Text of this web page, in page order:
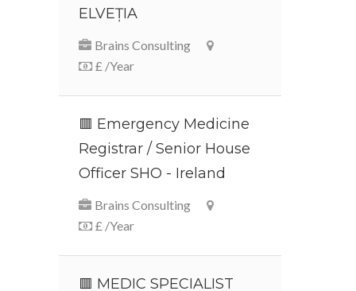
ELVEȚIA
Brains Consulting
£ /Year
🟥 Emergency Medicine
Registrar / Senior House
Officer SHO - Ireland
Brains Consulting
£ /Year
🟥 MEDIC SPECIALIST